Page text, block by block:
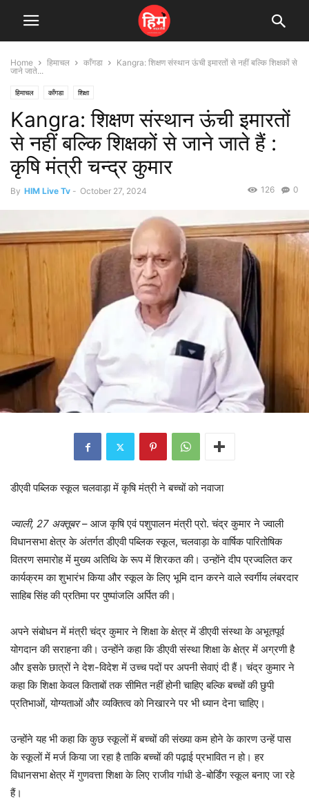
Home हिमाचल काँगडा
Kangra: शिक्षण संस्थान ऊंची इमारतों से नहीं बल्कि शिक्षकों से
जाने जाते...
हिमाचल काँगडा शिक्षा
Kangra: शिक्षण संस्थान ऊंची इमारतों
से नहीं बल्कि शिक्षकों से जाने जाते हैं :
कृषि मंत्री चन्द्र कुमार
By HIM Live Tv - October 27, 2024 0
126
डीएवी पब्लिक स्कूल चलवाड़ा में कृषि मंत्री ने बच्चों को नवाजा
ज्वाली, 27 अक्तूबर– आज कृषि एवं पशुपालन मंत्री प्रो. चंद्र कुमार ने ज्वाली
विधानसभा क्षेत्र के अंतर्गत डीएवी पब्लिक स्कूल, चलवाड़ा के वार्षिक पारितोषिक
वितरण समारोह में मुख्य अतिथि के रूप में शिरकत की। उन्होंने दीप प्रज्वलित कर
कार्यक्रम का शुभारंभ किया और स्कूल के लिए भूमि दान करने वाले स्वर्गीय लंबरदार
साहिब सिंह की प्रतिमा पर पुष्पांजलि अर्पित की।
अपने संबोधन में मंत्री चंद्र कुमार ने शिक्षा के क्षेत्र में डीएवी संस्था के अभूतपूर्व
योगदान की सराहना की। उन्होंने कहा कि डीएवी संस्था शिक्षा के क्षेत्र में अग्रणी है
और इसके छात्रों ने देश-विदेश में उच्च पदों पर अपनी सेवाएं दी हैं। चंद्र कुमार ने
कहा कि शिक्षा केवल किताबों तक सीमित नहीं होनी चाहिए बल्कि बच्चों की छुपी
प्रतिभाओं, योग्यताओं और व्यक्तित्व को निखारने पर भी ध्यान देना चाहिए।
उन्होंने यह भी कहा कि कुछ स्कूलों में बच्चों की संख्या कम होने के कारण उन्हें पास
के स्कूलों में मर्ज किया जा रहा है ताकि बच्चों की पढ़ाई प्रभावित न हो। हर
विधानसभा क्षेत्र में गुणवत्ता शिक्षा के लिए राजीव गांधी डे-बोर्डिंग स्कूल बनाए जा रहे
हैं।